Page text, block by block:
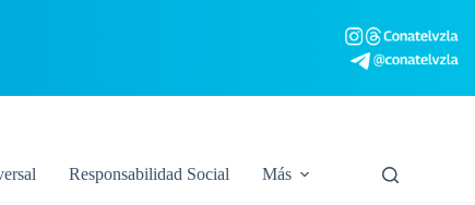
Responsabilidad Social Más